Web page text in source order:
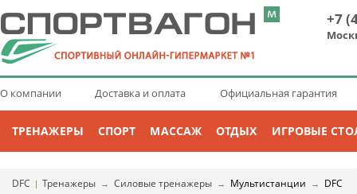
+7
О компании Доставка и оплата Официальная гарантия
ТРЕНАЖЕРЫ СПОРТ МАССАЖ ОТДЫХ ИГРОВЫЕ
DFC | Тренажеры → Силовые тренажеры → Мультистанции → DFC